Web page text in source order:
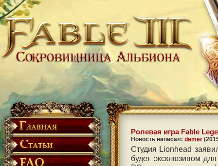
Ролевая игра Fable
Новость написал: demer
Студия Lionhead
будет эксклюзивом